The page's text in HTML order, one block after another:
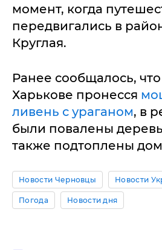
момент, когда
передвигались в
Круглая.
Ранее сообщалось,
Харькове пронесся
ливень с ураганом, в
были повалены
также подтоплены
Новости Черновцы Новости
Погода Новости дня